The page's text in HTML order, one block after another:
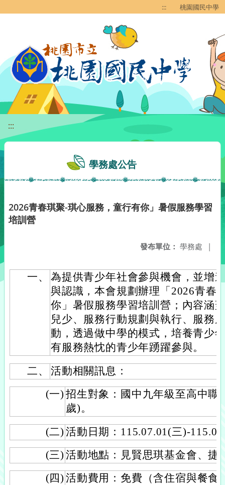
::: 桃園國民中學
:::
學務處公告
2026青春琪聚-琪心服務，童行有你」暑假服務學習
培訓營
發布單位： 學務處 |
一、
為提供青少年社會參與機會，並增
與認識，本會規劃辦理「2026青春
你」暑假服務學習培訓營；內容涵
兒少、服務行動規劃與執行、服務
動，透過做中學的模式，培養青少
有服務熱忱的青少年踴躍參與。
二、
活動相關訊息：
(一) 招生對象：國中九年級至高中職
歲)。
(二) 活動日期：115.07.01(三)-
(三) 活動地點：見賢思琪基金會、捷
(四) 活動費用：免費（含住宿與餐食